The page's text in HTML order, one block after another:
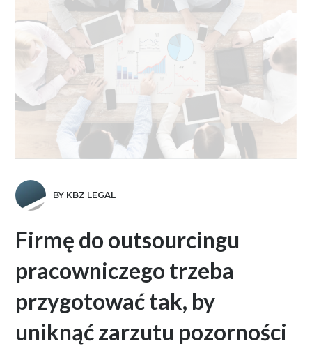
BY KBZ LEGAL
Firmę do outsourcingu
pracowniczego trzeba
przygotować tak, by
uniknąć zarzutu pozorności